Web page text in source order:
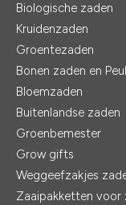
Biologische zaden
Kruidenzaden
Groentezaden
Bonen zaden en
Bloemzaden
Buitenlandse zaden
Groenbemester
Grow gifts
Weggeefzakjes
Zaaipakketten voor